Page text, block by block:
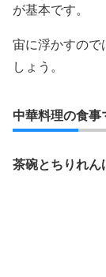
が基本です。
宙に浮かすので
しょう。
中華料理の食事
茶碗とちりれん